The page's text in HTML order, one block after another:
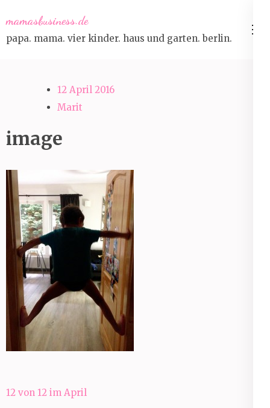
to
content
mamasbusiness.de
papa. mama. vier kinder. haus und garten. berlin.
12 April 2016
Marit
image
Beitragsnavigation
12 von 12 im April